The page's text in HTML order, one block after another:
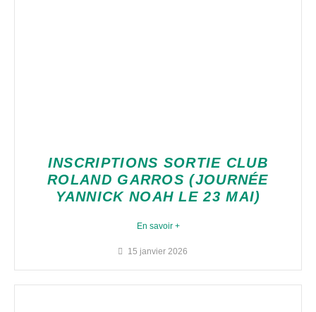
INSCRIPTIONS SORTIE CLUB
ROLAND GARROS (JOURNÉE
YANNICK NOAH LE 23 MAI)
En savoir +
15 janvier 2026